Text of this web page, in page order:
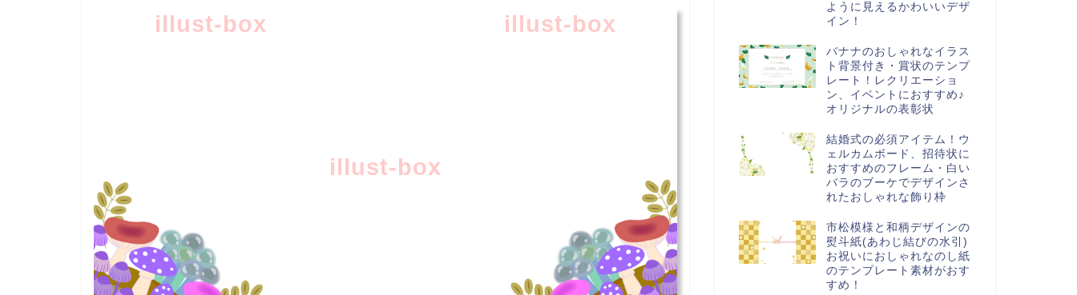
illust-box
illust-box illust-box
ように見えるかわいいデザ
イン！
バナナのおしゃれなイラス
ト背景付き・賞状のテンプ
レート！レクリエーショ
ン、イベントにおすすめ♪
オリジナルの表彰状
結婚式の必須アイテム！ウ
ェルカムボード、招待状に
おすすめのフレーム・白い
バラのブーケでデザインさ
れたおしゃれな飾り枠
市松模様と和柄デザインの
熨斗紙(あわじ結びの水引)
お祝いにおしゃれなのし紙
のテンプレート素材がおす
すめ！